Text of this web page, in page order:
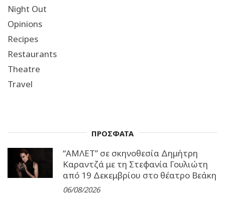
Night Out
Opinions
Recipes
Restaurants
Theatre
Travel
ΠΡΟΣΦΑΤΑ
“ΑΜΛΕΤ” σε σκηνοθεσία Δημήτρη
Καραντζά με τη Στεφανία Γουλιώτη
από 19 Δεκεμβρίου στο θέατρο Βεάκη
06/08/2026